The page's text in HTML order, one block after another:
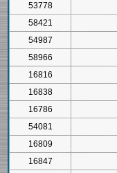
53778
58421
54987
58966
16816
16838
16786
54081
16809
16847